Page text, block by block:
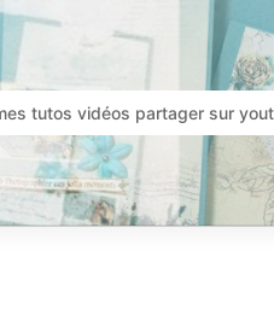
tutos vidéos partager sur